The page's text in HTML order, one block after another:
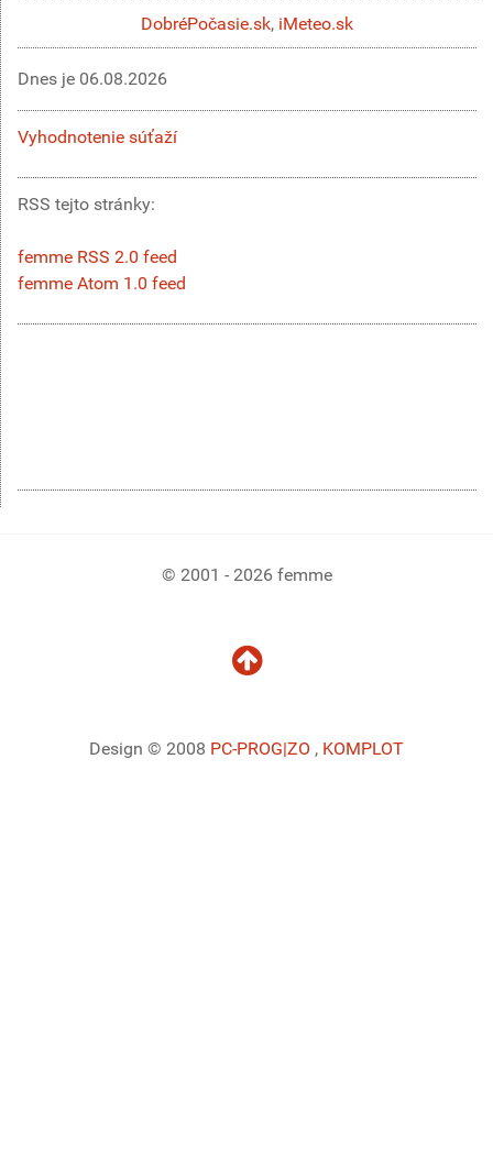
DobréPočasie.sk, iMeteo.sk
Dnes je 06.08.2026
Vyhodnotenie súťaží
RSS tejto stránky:
femme RSS 2.0 feed
femme Atom 1.0 feed
© 2001 - 2026 femme
Design © 2008 PC-PROG|ZO , KOMPLOT